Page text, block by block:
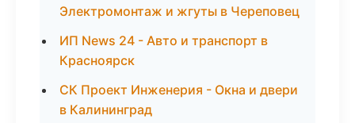
Электромонтаж и жгуты в Череповец
ИП News 24 - Авто и транспорт в
Красноярск
СК Проект Инженерия - Окна и двери
в Калининград